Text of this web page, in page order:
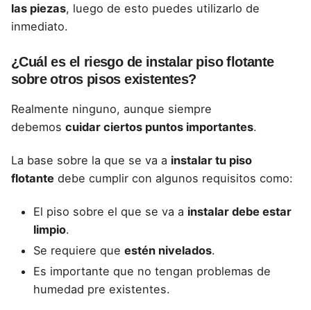
las piezas, luego de esto puedes utilizarlo de
inmediato.
¿Cuál es el riesgo de instalar piso flotante
sobre otros pisos existentes?
Realmente ninguno, aunque siempre
debemos cuidar ciertos puntos importantes.
La base sobre la que se va a instalar tu piso
flotante debe cumplir con algunos requisitos como:
El piso sobre el que se va a instalar debe estar
limpio.
Se requiere que estén nivelados.
Es importante que no tengan problemas de
humedad pre existentes.